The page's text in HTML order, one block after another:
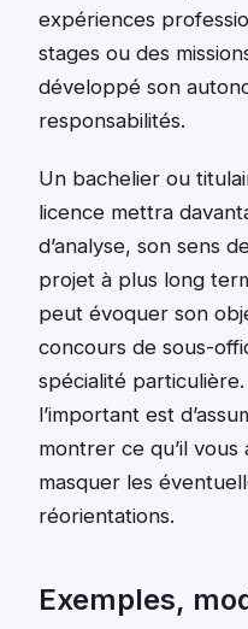
expériences
stages ou des
développé son
responsabilités.
Un bachelier ou
licence mettra
d’analyse, son sens
projet à plus long
peut évoquer son
concours de sous-
spécialité
l’important est
montrer ce qu’il
masquer les
réorientations.
Exemples,